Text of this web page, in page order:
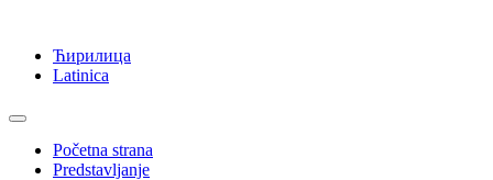
Ћирилица
Latinica
Početna strana
Predstavljanje